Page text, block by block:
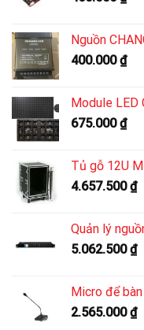
Nguồn
400.000₫
Module LED
675.000₫
Tủ gỗ 12U
4.657.500₫
Quản lý
5.062.500₫
Micro để
2.565.000₫